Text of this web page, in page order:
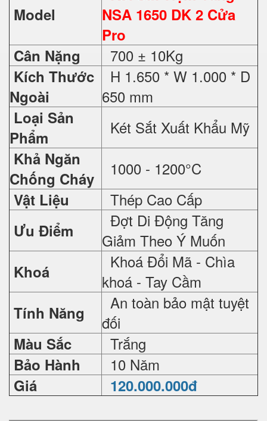
Model
NSA 1650 DK 2 Cửa
Pro
Cân Nặng
700 ± 10Kg
Kích Thước
Ngoài
H 1.650 * W 1.000 * D
650 mm
Loại Sản
Phẩm
Két Sắt Xuất Khẩu Mỹ
Khả Ngăn
Chống Cháy
1000 - 1200°C
Vật Liệu Thép Cao Cấp
Ưu Điểm
Đợt Di Động Tăng
Giảm Theo Ý Muốn
Khoá
Khoá Đổi Mã - Chìa
khoá - Tay Cầm
Tính Năng
An toàn bảo mật tuyệt
đối
Màu Sắc Trắng
Bảo Hành 10 Năm
Giá 120.000.000đ